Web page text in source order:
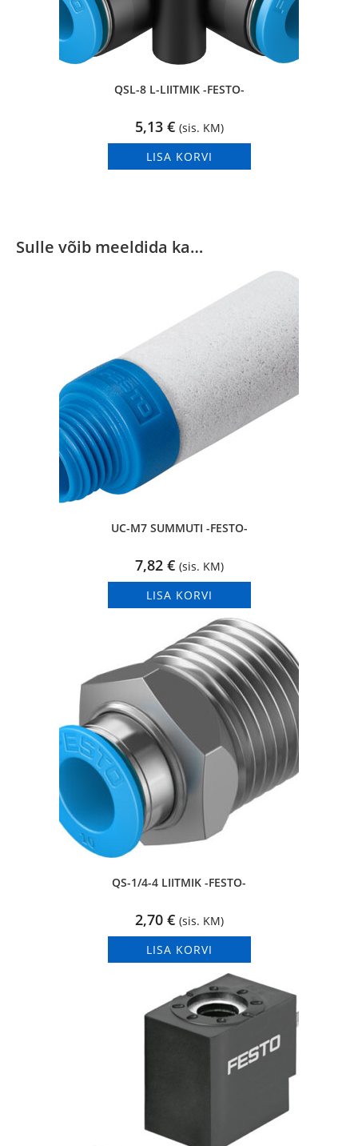
QSL-8 L-LIITMIK -FESTO-
5,13 € (sis. KM)
LISA KORVI
Sulle võib meeldida ka…
UC-M7 SUMMUTI -FESTO-
7,82 € (sis. KM)
LISA KORVI
QS-1/4-4 LIITMIK -FESTO-
2,70 € (sis. KM)
LISA KORVI